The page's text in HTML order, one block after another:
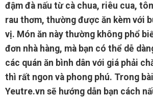
đậm đà nấu từ cà chua, riêu cua,
rau thơm, thường được ăn kèm với
vị. Món ăn này thường không phổ
đơn nhà hàng, mà bạn có thể dễ
các quán ăn bình dân với giá phải
thì rất ngon và phong phú. Trong
Yeutre.vn sẽ hướng dẫn bạn cách